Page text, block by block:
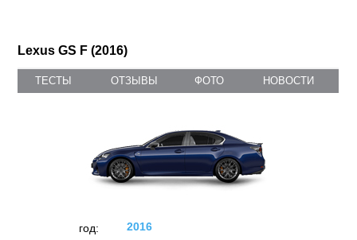
Lexus GS F (2016)
ТЕСТЫ ОТЗЫВЫ ФОТО НОВОСТИ
год:
2016